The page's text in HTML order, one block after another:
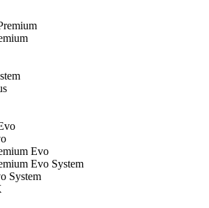
Evo
Evo System
System